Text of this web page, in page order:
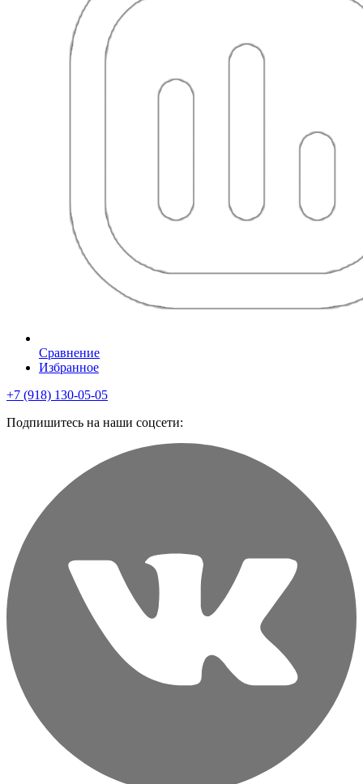
Сравнение
Избранное
+7 (918) 130-05-05
Подпишитесь на наши соцсети: